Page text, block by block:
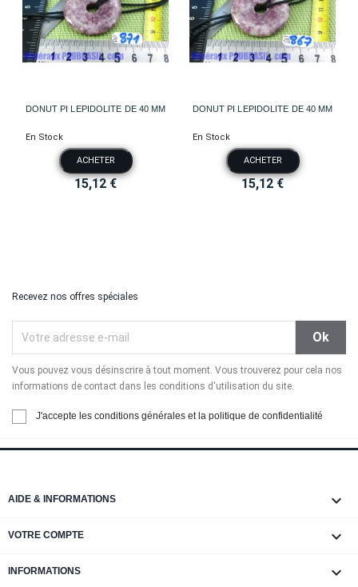
DONUT PI LEPIDOLITE DE 40 MM
En Stock
ACHETER
15,12 €
DONUT PI LEPIDOLITE DE 40 MM
En Stock
ACHETER
15,12 €
Recevez nos offres spéciales
Vous pouvez vous désinscrire à tout moment. Vous trouverez pour cela nos
informations de contact dans les conditions d'utilisation du site.
J'accepte les conditions générales et la politique de confidentialité
AIDE & INFORMATIONS 
VOTRE COMPTE 
INFORMATIONS keyboard_arrow_down